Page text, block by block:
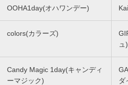
OOHA1day(オハワンデー)
colors(カラーズ)
ュ)
Candy Magic 1day(キャンディ
ーマジック)
ダ